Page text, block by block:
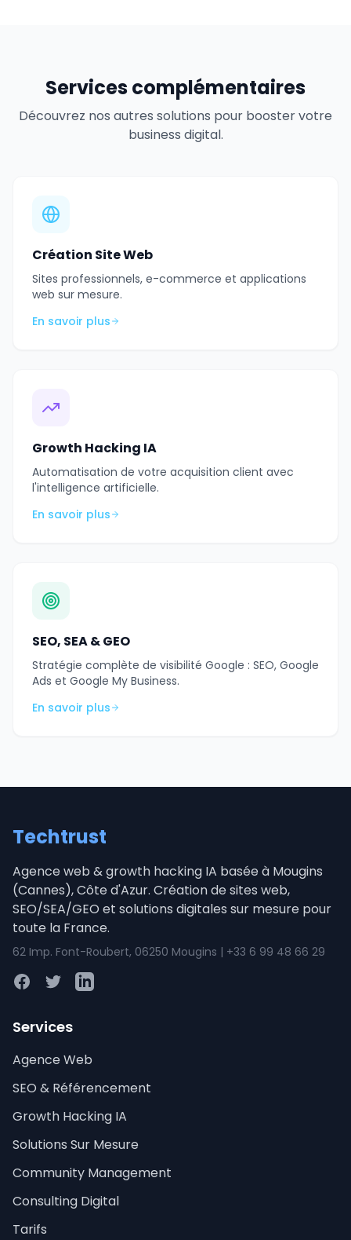
Services complémentaires
Découvrez nos autres solutions pour booster votre
business digital.
Création Site Web
Sites professionnels, e-commerce et applications
web sur mesure.
En savoir plus
Growth Hacking IA
Automatisation de votre acquisition client avec
l'intelligence artificielle.
En savoir plus
SEO, SEA & GEO
Stratégie complète de visibilité Google : SEO, Google
Ads et Google My Business.
En savoir plus
Techtrust
Agence web & growth hacking IA basée à Mougins
(Cannes), Côte d'Azur. Création de sites web,
SEO/SEA/GEO et solutions digitales sur mesure pour
toute la France.
62 Imp. Font-Roubert, 06250 Mougins | +33 6 99 48 66 29
FacebookTwitterLinkedIn
Services
Agence Web
SEO & Référencement
Growth Hacking IA
Solutions Sur Mesure
Community Management
Consulting Digital
Tarifs